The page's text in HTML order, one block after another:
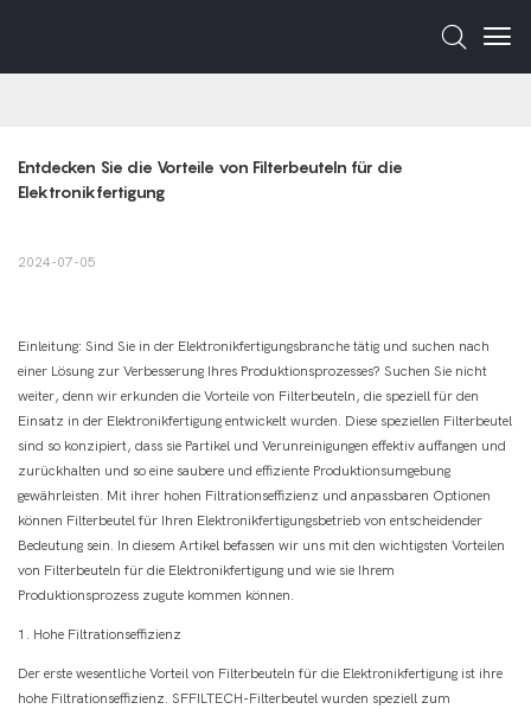
Entdecken Sie die Vorteile von Filterbeuteln für die
Elektronikfertigung
2024-07-05
Einleitung: Sind Sie in der Elektronikfertigungsbranche tätig und suchen nach
einer Lösung zur Verbesserung Ihres Produktionsprozesses? Suchen Sie nicht
weiter, denn wir erkunden die Vorteile von Filterbeuteln, die speziell für den
Einsatz in der Elektronikfertigung entwickelt wurden. Diese speziellen Filterbeutel
sind so konzipiert, dass sie Partikel und Verunreinigungen effektiv auffangen und
zurückhalten und so eine saubere und effiziente Produktionsumgebung
gewährleisten. Mit ihrer hohen Filtrationseffizienz und anpassbaren Optionen
können Filterbeutel für Ihren Elektronikfertigungsbetrieb von entscheidender
Bedeutung sein. In diesem Artikel befassen wir uns mit den wichtigsten Vorteilen
von Filterbeuteln für die Elektronikfertigung und wie sie Ihrem
Produktionsprozess zugute kommen können.
1. Hohe Filtrationseffizienz
Der erste wesentliche Vorteil von Filterbeuteln für die Elektronikfertigung ist ihre
hohe Filtrationseffizienz. SFFILTECH-Filterbeutel wurden speziell zum